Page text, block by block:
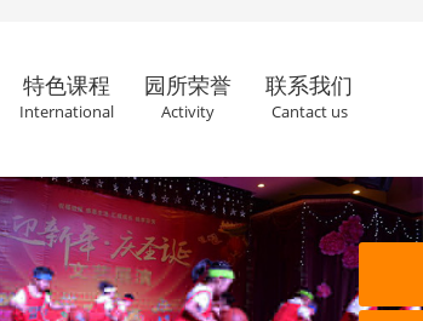
特色课程
International
园所荣誉
Activity
联系我们
Cantact us